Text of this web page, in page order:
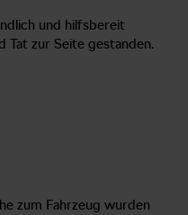
und hilfsbereit
Tat zur Seite gestanden.
zum Fahrzeug wurden